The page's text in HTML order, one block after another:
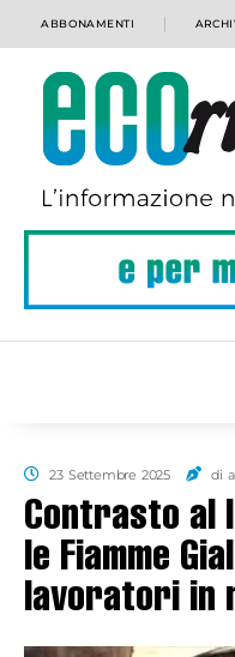
ABBONAMENTI
23 Settembre 2025 di
Contrasto al
le Fiamme
lavoratori in